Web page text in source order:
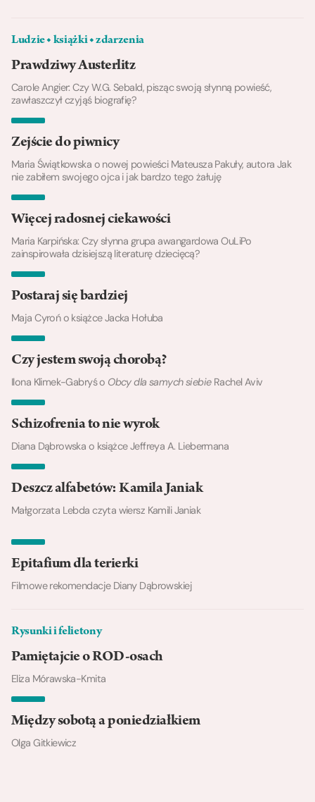
Ludzie ◆ książki ◆ zdarzenia
Prawdziwy Austerlitz
Carole Angier: Czy W.G. Sebald, pisząc swoją słynną powieść,
zawłaszczył czyjąś biografię?
Zejście do piwnicy
Maria Świątkowska o nowej powieści Mateusza Pakuły, autora Jak
nie zabiłem swojego ojca i jak bardzo tego żałuję
Więcej radosnej ciekawości
Maria Karpińska: Czy słynna grupa awangardowa OuLiPo
zainspirowała dzisiejszą literaturę dziecięcą?
Postaraj się bardziej
Maja Cyroń o książce Jacka Hołuba
Czy jestem swoją chorobą?
Ilona Klimek-Gabryś o Obcy dla samych siebieRachel Aviv
Schizofrenia to nie wyrok
Diana Dąbrowska o książce Jeffreya A. Liebermana
Deszcz alfabetów: Kamila Janiak
Małgorzata Lebda czyta wiersz Kamili Janiak
Epitafium dla terierki
Filmowe rekomendacje Diany Dąbrowskiej
Rysunki i felietony
Pamiętajcie o ROD-osach
Eliza Mórawska-Kmita
Między sobotą a poniedziałkiem
Olga Gitkiewicz